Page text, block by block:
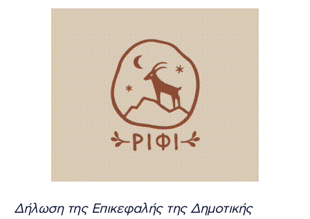
Δήλωση της Επικεφαλής της Δημοτικής